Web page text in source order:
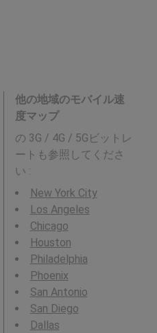
他の地域のモバイル速
度マップ
の 3G / 4G / 5Gビットレ
ートも参照してくださ
い :
New York City
Los Angeles
Chicago
Houston
Philadelphia
Phoenix
San Antonio
San Diego
Dallas